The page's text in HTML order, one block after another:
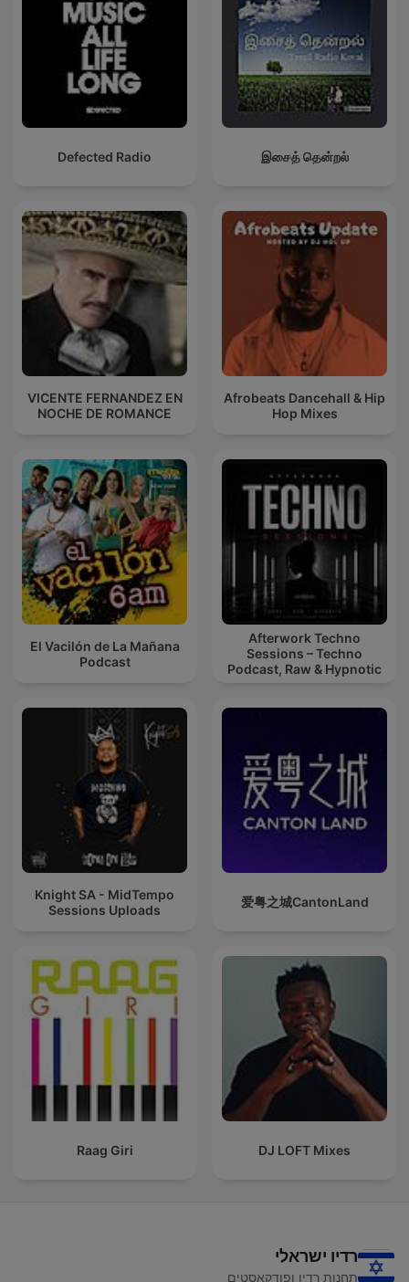
இசைத் தென்றல்
Defected Radio
Afrobeats Dancehall & Hip
Hop Mixes
VICENTE FERNANDEZ EN
NOCHE DE ROMANCE
Afterwork Techno
Sessions – Techno
Podcast, Raw & Hypnotic
El Vacilón de La Mañana
Podcast
爱粤之城CantonLand
Knight SA - MidTempo
Sessions Uploads
DJ LOFT Mixes
Raag Giri
רדיו ישראלי
תחנות רדיו ופודקאסטים